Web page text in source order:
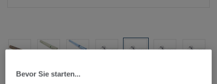
Bevor Sie starten...